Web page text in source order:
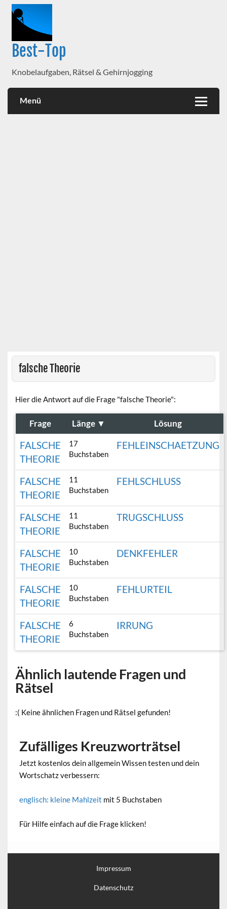
Best-Top
Knobelaufgaben, Rätsel & Gehirnjogging
Menü
falsche Theorie
Hier die Antwort auf die Frage "falsche Theorie":
Frage Länge ▼ Lösung
FALSCHE
THEORIE
17
Buchstaben
FEHLEINSCHAETZUNG
FALSCHE
THEORIE
11
Buchstaben
FEHLSCHLUSS
FALSCHE
THEORIE
11
Buchstaben
TRUGSCHLUSS
FALSCHE
THEORIE
10
Buchstaben
DENKFEHLER
FALSCHE
THEORIE
10
Buchstaben
FEHLURTEIL
FALSCHE
THEORIE
6
Buchstaben
IRRUNG
Ähnlich lautende Fragen und
Rätsel
:( Keine ähnlichen Fragen und Rätsel gefunden!
Zufälliges Kreuzworträtsel
Jetzt kostenlos dein allgemein Wissen testen und dein
Wortschatz verbessern:
englisch: kleine Mahlzeit mit 5 Buchstaben
Für Hilfe einfach auf die Frage klicken!
Impressum
Datenschutz